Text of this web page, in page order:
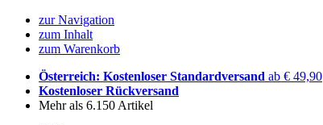
zur Navigation
zum Inhalt
zum Warenkorb
Österreich: Kostenloser Standardversand ab € 49,90
Kostenloser Rückversand
Mehr als 6.150 Artikel